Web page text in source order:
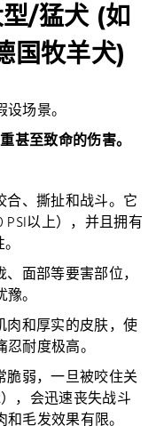
/猛犬 (如
国牧羊犬)
场景。
甚至致命的伤害。
、撕扯和战斗。它
以上），并且拥有
面部等要害部位，
。
肉和厚实的皮肤，使
耐度极高。
脆弱，一旦被咬住关
，会迅速丧失战斗
毛发效果有限。